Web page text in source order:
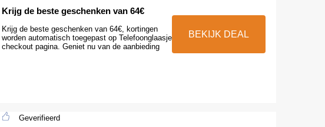
Krijg de beste geschenken van 64€
Krijg de beste geschenken van 64€, kortingen
worden automatisch toegepast op Telefoonglaasje
checkout pagina. Geniet nu van de aanbieding
BEKIJK DEAL
Geverifieerd